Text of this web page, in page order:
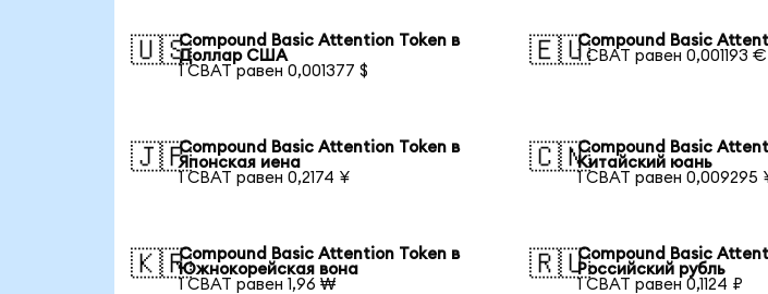
🇺🇸Compound Basic Attention Token в
Доллар США
1 CBAT равен 0,001377 $
🇪🇺Compound Basic
1 CBAT равен 0,001193 €
🇯🇵Compound Basic Attention Token в
Японская иена
1 CBAT равен 0,2174 ¥
🇨🇳Compound Basic
Китайский юань
1 CBAT равен 0,009295
🇰🇷Compound Basic Attention Token в
Южнокорейская вона
1 CBAT равен 1,96 ₩
🇷🇺Compound Basic
Российский рубль
1 CBAT равен 0,1124 ₽